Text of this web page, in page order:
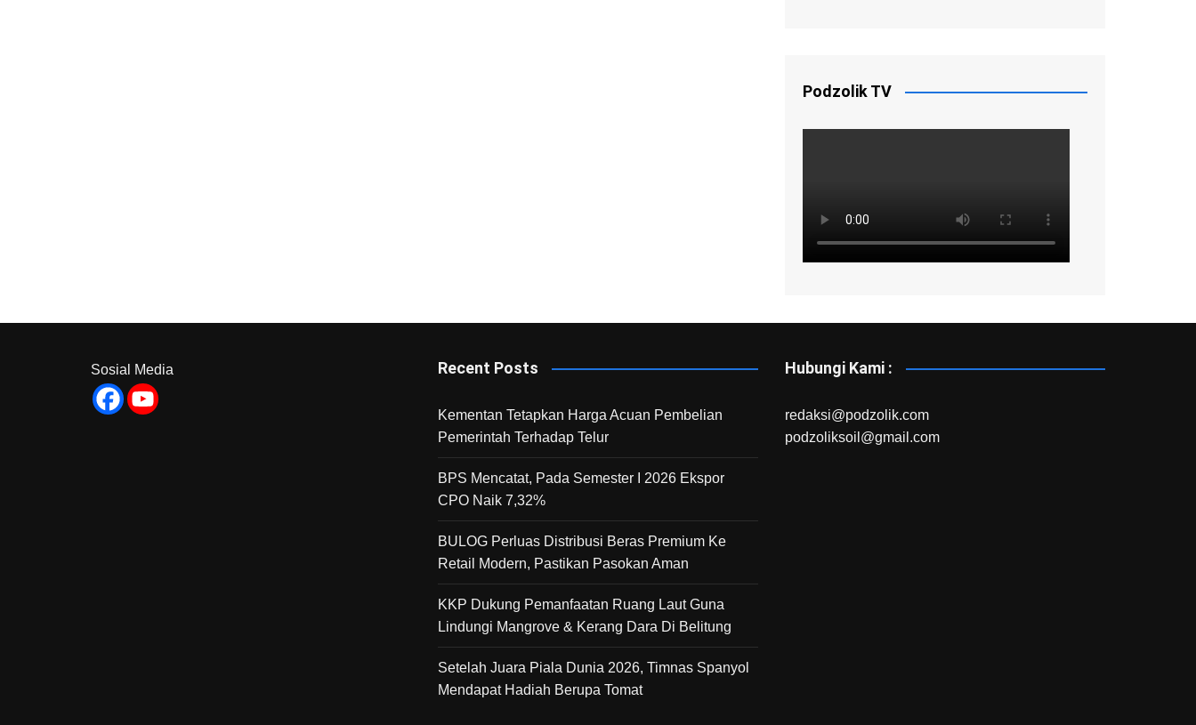
Podzolik TV
Sosial Media Recent Posts
Kementan Tetapkan Harga Acuan Pembelian
Pemerintah Terhadap Telur
BPS Mencatat, Pada Semester I 2026 Ekspor
CPO Naik 7,32%
BULOG Perluas Distribusi Beras Premium Ke
Retail Modern, Pastikan Pasokan Aman
KKP Dukung Pemanfaatan Ruang Laut Guna
Lindungi Mangrove & Kerang Dara Di Belitung
Setelah Juara Piala Dunia 2026, Timnas Spanyol
Mendapat Hadiah Berupa Tomat
Hubungi Kami :
redaksi@podzolik.com
podzoliksoil@gmail.com